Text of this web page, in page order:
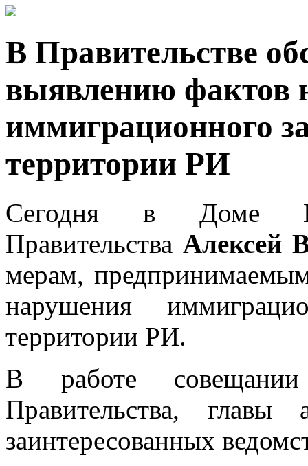
В Правительстве
выявлению фактов
иммиграционного
территории РИ
Сегодня в Доме
ПравительстваАлексей
мерам,
нарушения
территории РИ.
В работе
Правительства, главы
заинтересованных